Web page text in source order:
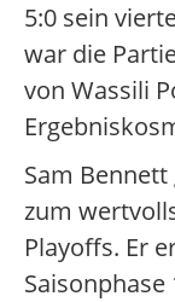
5:0 sein
war die
von Wassili
Sam
zum
Playoffs. Er